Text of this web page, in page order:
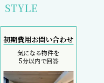
STYLE
初期費用お問い合わせ
気になる物件を
5分以内で回答